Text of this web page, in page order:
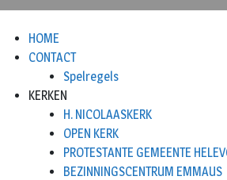
HOME
CONTACT
Spelregels
KERKEN
H. NICOLAASKERK
OPEN KERK
PROTESTANTE GEMEENTE
BEZINNINGSCENTRUM EMMAUS